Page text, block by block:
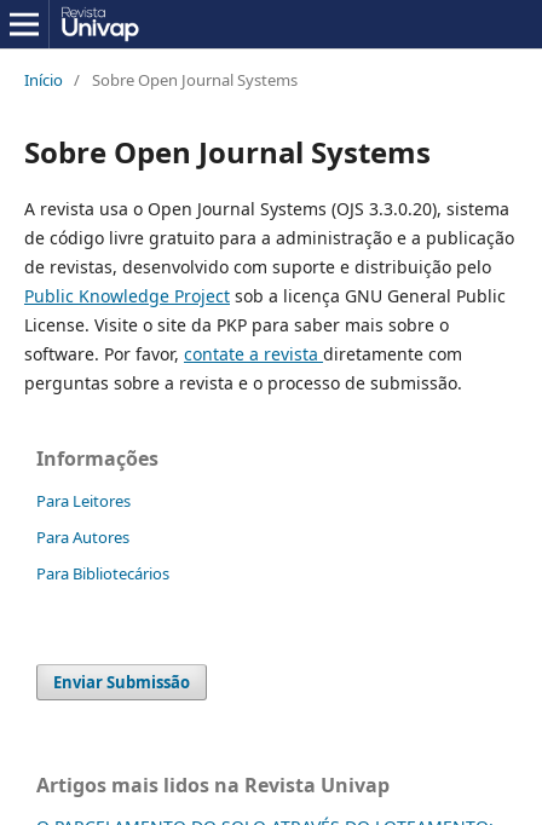
Início / Sobre Open Journal Systems
Sobre Open Journal Systems
A revista usa o Open Journal Systems (OJS 3.3.0.20), sistema
de código livre gratuito para a administração e a publicação
de revistas, desenvolvido com suporte e distribuição pelo
Public Knowledge Projectsob a licença GNU General Public
License. Visite o site da PKP para saber mais sobre o
software. Por favor, contate a revista diretamente com
perguntas sobre a revista e o processo de submissão.
Informações
Para Leitores
Para Autores
Para Bibliotecários
Enviar Submissão
Artigos mais lidos na Revista Univap